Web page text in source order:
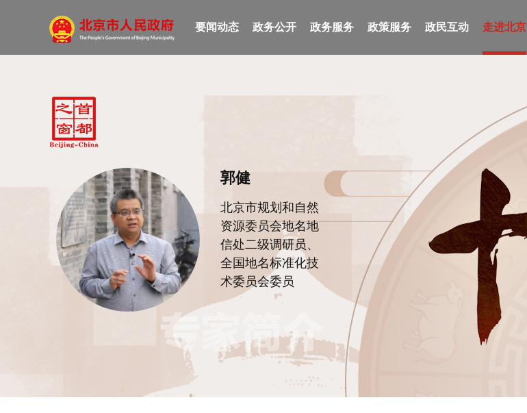
要闻动态 政务公开 政务服务 政策服务 政民互动 走进北京
郭健
北京市规划和自然
资源委员会地名地
信处二级调研员、
全国地名标准化技
术委员会委员